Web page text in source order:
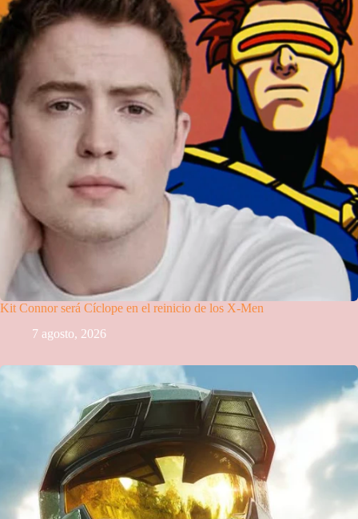
Kit Connor será Cíclope en el reinicio de los X-Men
7 agosto, 2026